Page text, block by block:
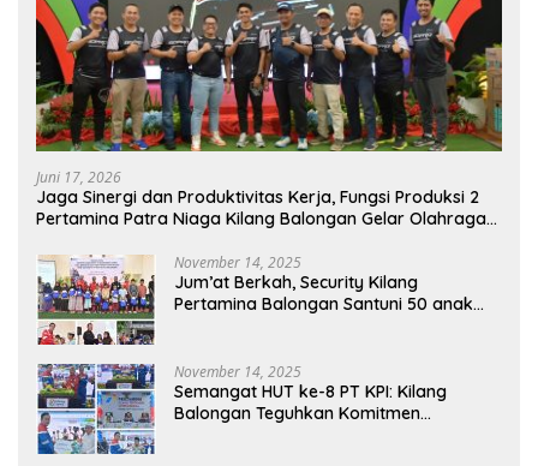
Juni 17, 2026
Jaga Sinergi dan Produktivitas Kerja, Fungsi Produksi 2
Pertamina Patra Niaga Kilang Balongan Gelar Olahraga
November 14, 2025
Jum’at Berkah, Security Kilang
Pertamina Balongan Santuni 50 anak
November 14, 2025
Semangat HUT ke-8 PT KPI: Kilang
Balongan Teguhkan Komitmen